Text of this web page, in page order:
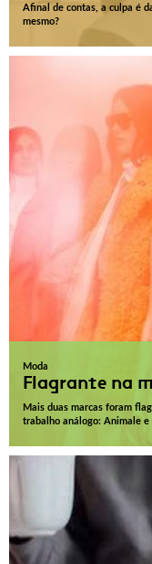
Afinal de contas, a culpa é
mesmo?
Moda
Flagrante na
Mais duas marcas foram
trabalho análogo: Animale e